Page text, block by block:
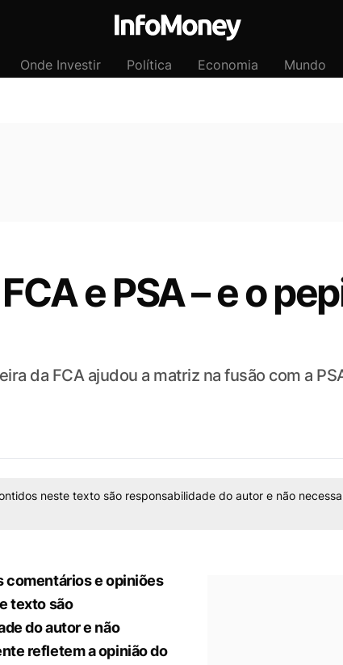
Onde Investir Política Economia Mundo
e PSA – e o
da FCA ajudou a matriz na fusão com a
neste texto são responsabilidade do autor e não
comentários e opiniões
texto são
do autor e não
refletem a opinião do